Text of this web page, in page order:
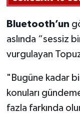
Bluetooth’un
aslında “sessiz
vurgulayan
"Bugüne kadar
konuları
fazla farkında